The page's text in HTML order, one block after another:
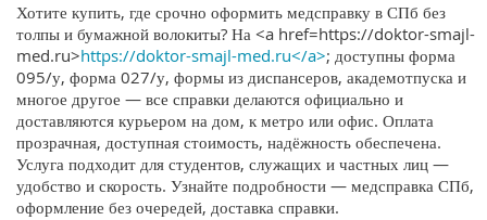
Хотите купить, где срочно оформить медсправку в СПб без
толпы и бумажной волокиты? На <a href=https://doktor-smajl-
med.ru>https://doktor-smajl-med.ru</a>; доступны форма
095/у, форма 027/у, формы из диспансеров, академотпуска и
многое другое — все справки делаются официально и
доставляются курьером на дом, к метро или офис. Оплата
прозрачная, доступная стоимость, надёжность обеспечена.
Услуга подходит для студентов, служащих и частных лиц —
удобство и скорость. Узнайте подробности — медсправка СПб,
оформление без очередей, доставка справки.